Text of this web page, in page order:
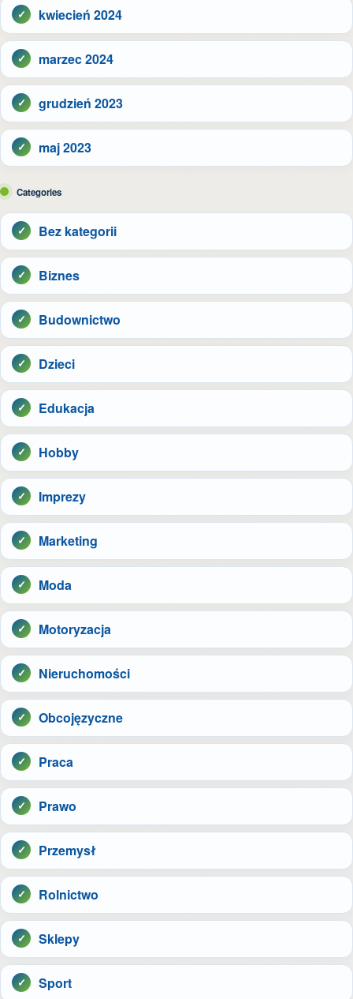
kwiecień 2024
marzec 2024
grudzień 2023
maj 2023
Categories
Bez kategorii
Biznes
Budownictwo
Dzieci
Edukacja
Hobby
Imprezy
Marketing
Moda
Motoryzacja
Nieruchomości
Obcojęzyczne
Praca
Prawo
Przemysł
Rolnictwo
Sklepy
Sport